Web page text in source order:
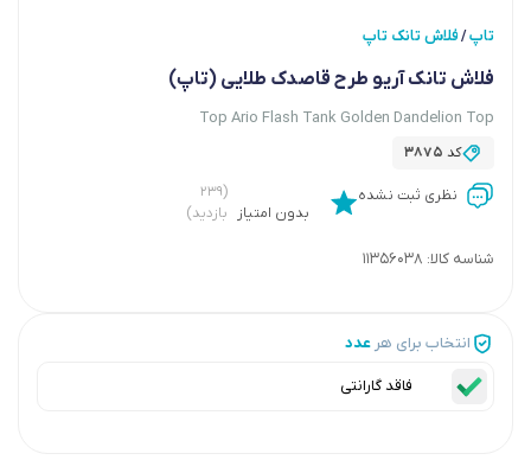
تاپ/فلاش تانک تاپ
فلاش تانک آریو طرح قاصدک طلایی (تاپ)
Top Ario Flash Tank Golden Dandelion Top
کد 3875
نظری ثبت نشده
بدون امتیاز
(۲۳۹
بازدید)
شناسه کالا: 11356038
انتخاب برای هر عدد
فاقد گارانتی